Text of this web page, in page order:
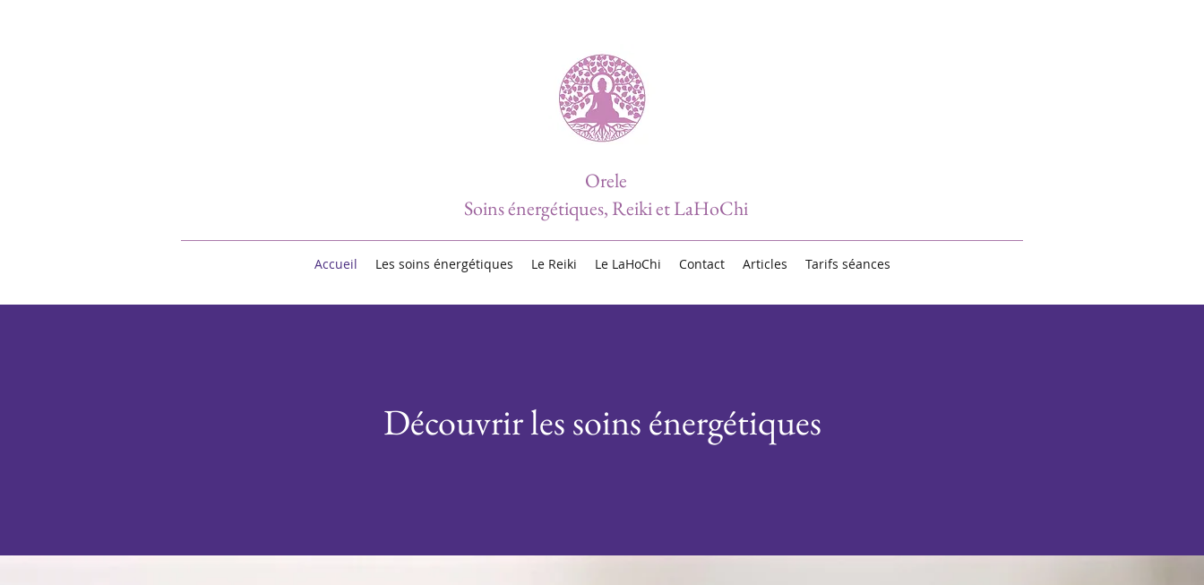
Orele
Soins énergétiques, Reiki et LaHoChi
Accueil Les soins énergétiques Le Reiki Le LaHoChi Contact Articles Tarifs séances
Découvrir les soins énergétiques